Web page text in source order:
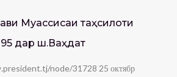
Муассисаи таҳсилоти
дар ш.Ваҳдат
node/31728 25 октябр